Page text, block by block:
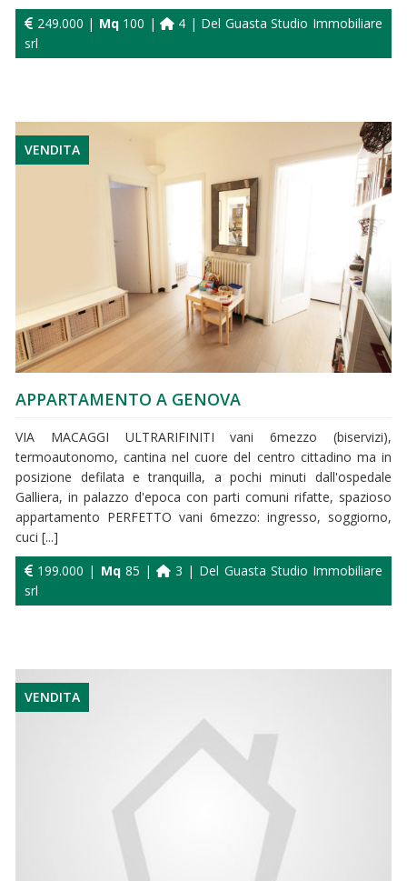
249.000 | Mq100 |
4 | Del Guasta Studio Immobiliare
srl
VENDITA
APPARTAMENTO A GENOVA
VIA MACAGGI ULTRARIFINITI vani 6mezzo (biservizi),
termoautonomo, cantina nel cuore del centro cittadino ma in
posizione defilata e tranquilla, a pochi minuti dall'ospedale
Galliera, in palazzo d'epoca con parti comuni rifatte, spazioso
appartamento PERFETTO vani 6mezzo: ingresso, soggiorno,
cuci [...]
199.000 | Mq85 |
3 | Del Guasta Studio Immobiliare
srl
VENDITA